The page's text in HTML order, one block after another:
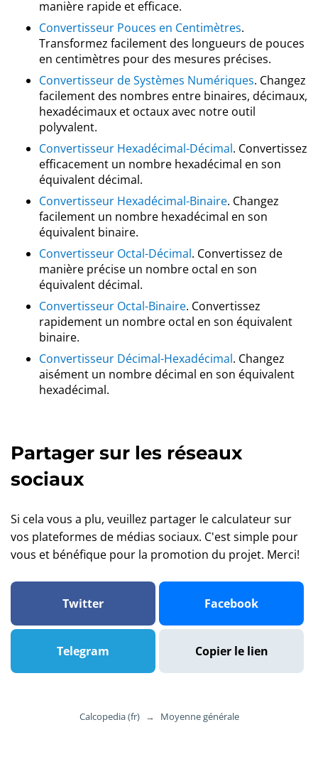
manière rapide et efficace.
Convertisseur Pouces en Centimètres.
Transformez facilement des longueurs de pouces
en centimètres pour des mesures précises.
Convertisseur de Systèmes Numériques. Changez
facilement des nombres entre binaires, décimaux,
hexadécimaux et octaux avec notre outil
polyvalent.
Convertisseur Hexadécimal-Décimal. Convertissez
efficacement un nombre hexadécimal en son
équivalent décimal.
Convertisseur Hexadécimal-Binaire. Changez
facilement un nombre hexadécimal en son
équivalent binaire.
Convertisseur Octal-Décimal. Convertissez de
manière précise un nombre octal en son
équivalent décimal.
Convertisseur Octal-Binaire. Convertissez
rapidement un nombre octal en son équivalent
binaire.
Convertisseur Décimal-Hexadécimal. Changez
aisément un nombre décimal en son équivalent
hexadécimal.
Partager sur les réseaux
sociaux
Si cela vous a plu, veuillez partager le calculateur sur
vos plateformes de médias sociaux. C'est simple pour
vous et bénéfique pour la promotion du projet. Merci!
Twitter Facebook
Telegram Copier le lien
Calcopedia (fr) → Moyenne générale